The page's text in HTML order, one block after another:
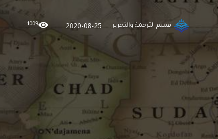
قسم الترجمة والتحرير 2020-08-25
1009